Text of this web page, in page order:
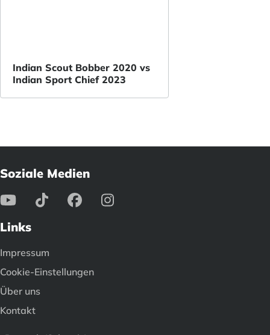
Indian Scout Bobber 2020 vs
Indian Sport Chief 2023
Soziale Medien
Links
Impressum
Cookie-Einstellungen
Über uns
Kontakt